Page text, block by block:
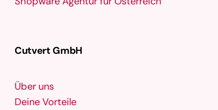
Cutvert GmbH
Über uns
Deine Vorteile